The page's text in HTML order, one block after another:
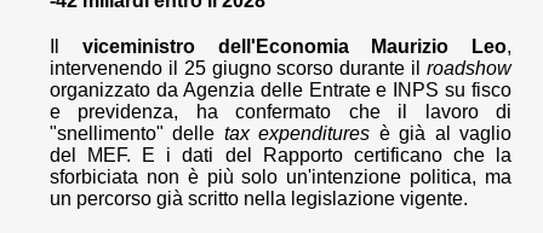
viceministro dell'Economia Maurizio Leo,
intervenendo il 25 giugno scorso durante il roadshow
organizzato da Agenzia delle Entrate e INPS su fisco
e previdenza, ha confermato che il lavoro di
"snellimento" delle tax expenditures è già al vaglio
del MEF. E i dati del Rapporto certificano che la
sforbiciata non è più solo un'intenzione politica, ma
un percorso già scritto nella legislazione vigente.